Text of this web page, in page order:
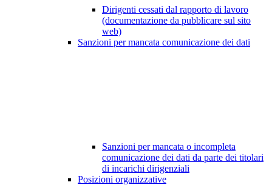
Dirigenti cessati dal rapporto di lavoro
(documentazione da pubblicare sul sito
web)
Sanzioni per mancata comunicazione dei dati
Sanzioni per mancata o incompleta
comunicazione dei dati da parte dei titolari
di incarichi dirigenziali
Posizioni organizzative